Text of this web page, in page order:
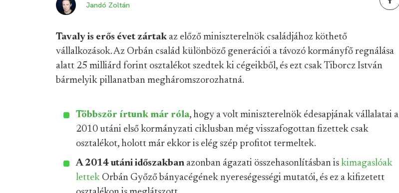
Jandó Zoltán
Tavaly is erős évet zártak az előző miniszterelnök családjához köthető
vállalkozások. Az Orbán család különböző generációi a távozó kormányfő regnálása
alatt 25 milliárd forint osztalékot szedtek ki cégeikből, és ezt csak Tiborcz István
bármelyik pillanatban megháromszorozhatná.
Többször írtunk már róla, hogy a volt miniszterelnök édesapjának vállalatai a
2010 utáni első kormányzati ciklusban még visszafogottan fizettek csak
osztalékot, holott már ekkor is elég szép profitot termeltek.
A 2014 utáni időszakban azonban ágazati összehasonlításban is kimagaslóak
lettek Orbán Győző bányacégének nyereségességi mutatói, és ez a kifizetett